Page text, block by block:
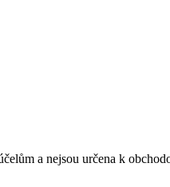
a nejsou určena k